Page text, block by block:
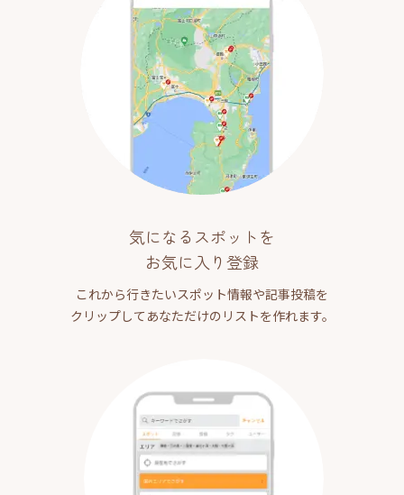
気になるスポットを
お気に入り登録
これから行きたいスポット情報や記事投稿を
クリップしてあなただけのリストを作れます。